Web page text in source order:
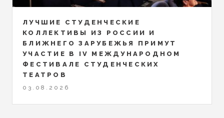
ЛУЧШИЕ СТУДЕНЧЕСКИЕ
КОЛЛЕКТИВЫ ИЗ РОССИИ И
БЛИЖНЕГО ЗАРУБЕЖЬЯ ПРИМУТ
УЧАСТИЕ В IV МЕЖДУНАРОДНОМ
ФЕСТИВАЛЕ СТУДЕНЧЕСКИХ
ТЕАТРОВ
03.08.2026